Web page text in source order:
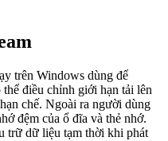
trên Windows dùng để
điều chỉnh giới hạn tải lên
chế. Ngoài ra người dùng
đệm của ổ đĩa và thẻ nhớ.
trữ dữ liệu tạm thời khi phát